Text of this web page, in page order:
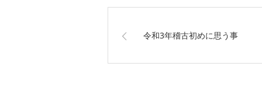
令和3年稽古初めに思う事